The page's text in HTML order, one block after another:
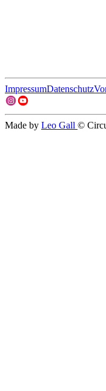
ImpressumDatenschutz
Made by Leo Gall ©